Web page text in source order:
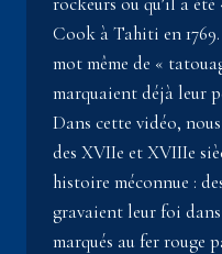
Cook à Tahiti en
mot même de «
marquaient déjà leur
Dans cette vidéo,
des XVIIe et XVIIIe
histoire méconnue :
gravaient leur foi
marqués au fer rouge